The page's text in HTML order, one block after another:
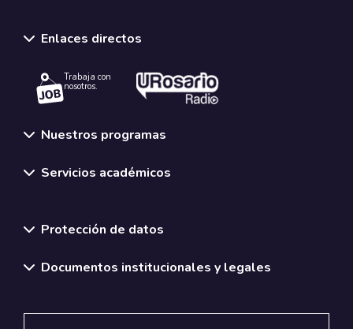
Enlaces directos
Trabaja con
nosotros.
Nuestros programas
Servicios académicos
Protección de datos
Documentos institucionales y legales